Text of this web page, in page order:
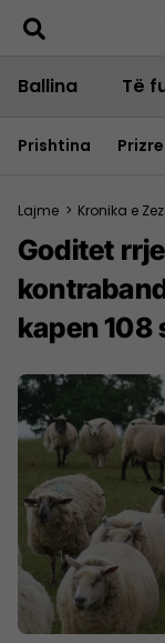
Ballina Të
Prishtina
Lajme > Kronika e
Goditet
kapen 108